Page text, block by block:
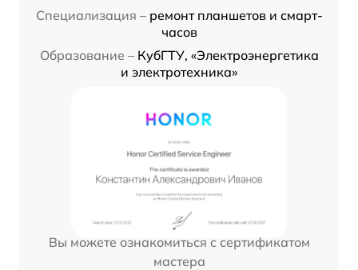
Специализация – ремонт планшетов и смарт-
часов
Образование – КубГТУ, «Электроэнергетика
и электротехника»
Вы можете ознакомиться с сертификатом
мастера